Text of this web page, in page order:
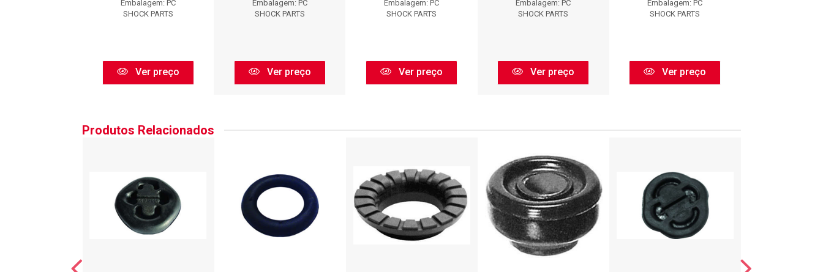
Embalagem: PC
SHOCK PARTS
Ver preço
Embalagem: PC
SHOCK PARTS
Ver preço
Embalagem: PC
SHOCK PARTS
Ver preço
Embalagem: PC
SHOCK PARTS
Ver preço
Embalagem: PC
SHOCK PARTS
Ver preço
Produtos Relacionados